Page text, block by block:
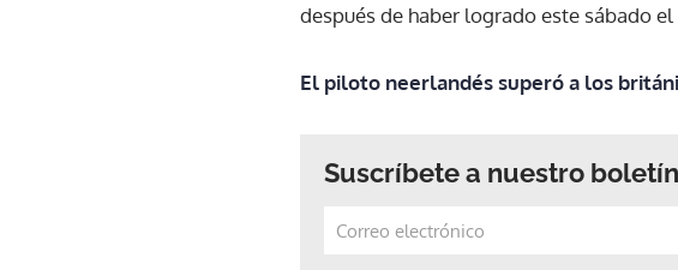
después de haber logrado este sábado
El piloto neerlandés superó a los
Suscríbete a nuestro boletín